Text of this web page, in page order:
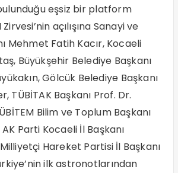
eşsiz bir platform
açılışına Sanayi ve
Mehmet Fatih Kacır, Kocaeli
Büyükşehir Belediye Başkanı
Gölcük Belediye Başkanı
TÜBİTAK Başkanı Prof. Dr.
Bilim ve Toplum Başkanı
Parti Kocaeli İl Başkanı
Hareket Partisi İl Başkanı
ilk astronotlarından